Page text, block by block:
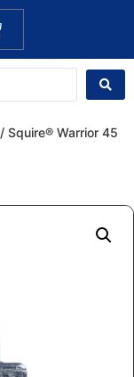
/ Squire® Warrior 45